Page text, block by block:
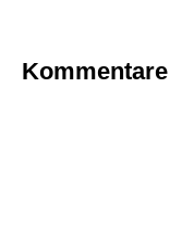
Kommentare